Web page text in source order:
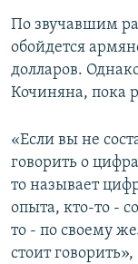
По звучавшим
обойдется
долларов.
Кочиняна, пока
«Если вы не
говорить о
то называет
опыта, кто-то -
то - по своему
стоит